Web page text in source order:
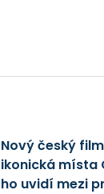
Nový český
ikonická místa
ho uvidí mezi